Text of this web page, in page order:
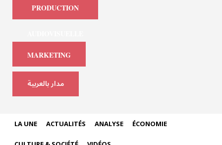
PRODUCTION
MARKETING
مدار بالعربية
LA UNE ACTUALITÉS ANALYSE ÉCONOMIE